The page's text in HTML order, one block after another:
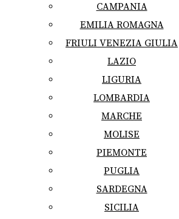
CAMPANIA
EMILIA ROMAGNA
FRIULI VENEZIA GIULIA
LAZIO
LIGURIA
LOMBARDIA
MARCHE
MOLISE
PIEMONTE
PUGLIA
SARDEGNA
SICILIA